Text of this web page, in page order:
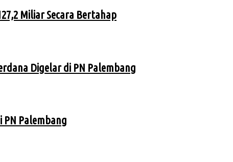
Miliar Secara Bertahap
Digelar di PN Palembang
Palembang